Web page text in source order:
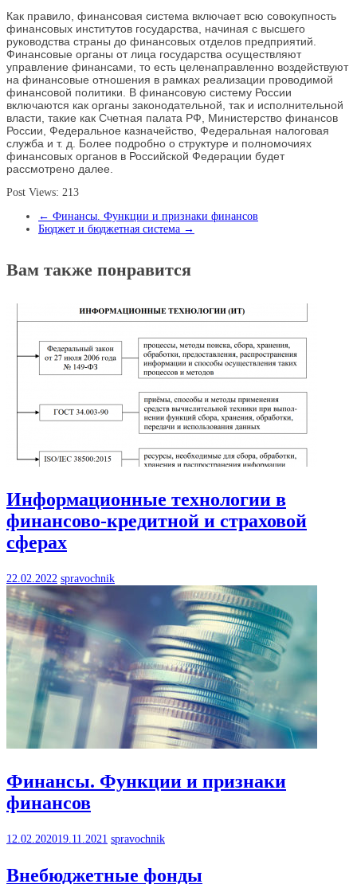
Как правило, финансовая система включает всю совокупность
финансовых институтов государства, начиная с высшего
руководства страны до финансовых отделов предприятий.
Финансовые органы от лица государства осуществляют
управление финансами, то есть целенаправленно воздействуют
на финансовые отношения в рамках реализации проводимой
финансовой политики. В финансовую систему России
включаются как органы законодательной, так и исполнительной
власти, такие как Счетная палата РФ, Министерство финансов
России, Федеральное казначейство, Федеральная налоговая
служба и т. д. Более подробно о структуре и полномочиях
финансовых органов в Российской Федерации будет
рассмотрено далее.
Post Views: 213
← Финансы. Функции и признаки финансов
Бюджет и бюджетная система →
Вам также понравится
Информационные технологии в
финансово-кредитной и страховой
сферах
22.02.2022 spravochnik
Финансы. Функции и признаки
финансов
12.02.202019.11.2021 spravochnik
Внебюджетные фонды